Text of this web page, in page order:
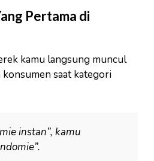
Pertama di
kamu langsung muncul
saat kategori
instan”, kamu